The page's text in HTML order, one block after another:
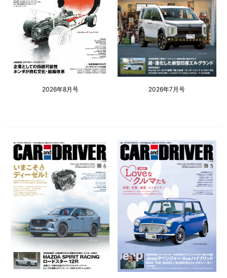
2026年8月号 2026年7月号